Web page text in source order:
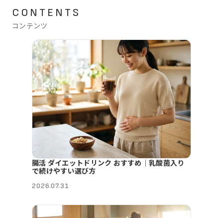
CONTENTS
コンテンツ
腸活 ダイエットドリンク おすすめ｜乳酸菌入り
で続けやすい選び方
2026.07.31